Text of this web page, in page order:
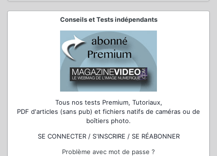
Conseils et Tests indépendants
Tous nos tests Premium, Tutoriaux,
PDF d'articles (sans pub) et fichiers natifs de caméras ou de
boîtiers photo.
SE CONNECTER / S'INSCRIRE / SE RÉABONNER
Problème avec mot de passe ?